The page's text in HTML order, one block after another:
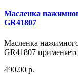
Масленка
GR41807
Масленка
GR41807
490.00 р.